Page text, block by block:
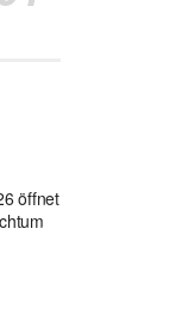
öffnet